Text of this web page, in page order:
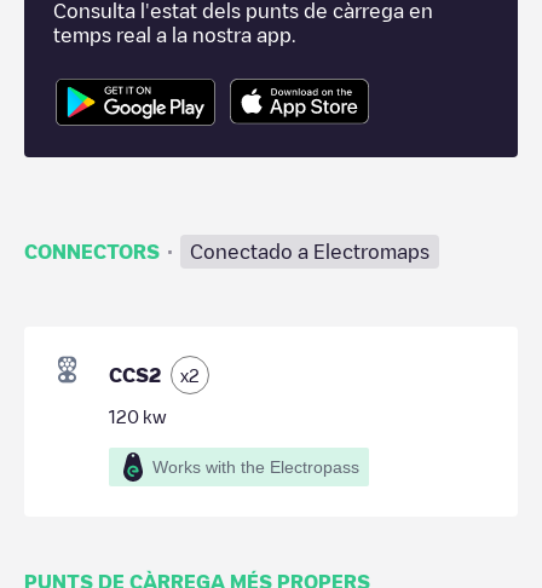
Consulta l'estat dels punts de càrrega en
temps real a la nostra app.
CONNECTORS · Conectado a Electromaps
CCS2 x2
120 kw
Works with the Electropass
PUNTS DE CÀRREGA MÉS PROPERS